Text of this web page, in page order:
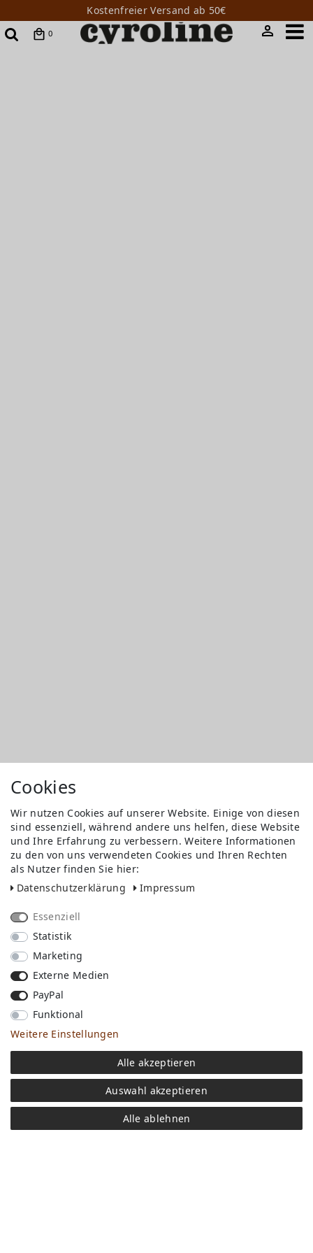
Kostenfreier Versand ab 50€
0
Versandkosten
Bezahlen
Widerrufs­recht
Impressum
Store
FAQ
Jobs
Cookies
Wir nutzen Cookies auf unserer Website. Einige von diesen
sind essenziell, während andere uns helfen, diese Website
und Ihre Erfahrung zu verbessern. Weitere Informationen
zu den von uns verwendeten Cookies und Ihren Rechten
als Nutzer finden Sie hier:
Daten­schutz­erklärung
Impressum
Essenziell
Statistik
Marketing
Externe Medien
PayPal
Funktional
Weitere Einstellungen
Alle akzeptieren
Auswahl akzeptieren
Alle ablehnen